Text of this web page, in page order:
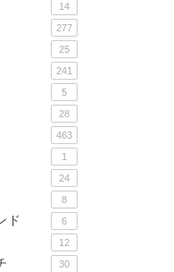
14
277
25
241
5
28
463
1
24
8
ド 6
12
30